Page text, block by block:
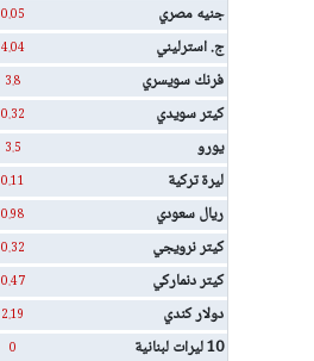
جنيه مصري 0.05
ج. استرليني 4.04
فرنك سويسري 3.8
كيتر سويدي 0.32
يورو 3.5
ليرة تركية 0.11
ريال سعودي 0.98
كيتر نرويجي 0.32
كيتر دنماركي 0.47
دولار كندي 2.19
10 ليرات لبنانية 0